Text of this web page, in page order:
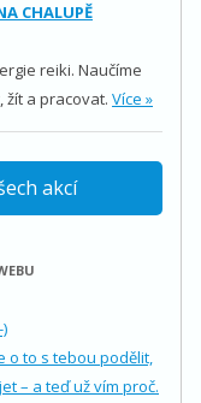
CHALUPĚ
reiki. Naučíme
žít a pracovat. Více »
akcí
o to s tebou podělit,
– a teď už vím proč.